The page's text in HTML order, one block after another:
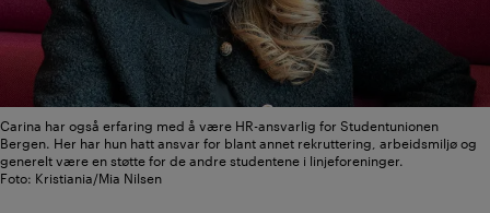
Carina har også erfaring med å være HR-ansvarlig for Studentunionen
Bergen. Her har hun hatt ansvar for blant annet rekruttering, arbeidsmiljø og
generelt være en støtte for de andre studentene i linjeforeninger.
Foto: Kristiania/Mia Nilsen